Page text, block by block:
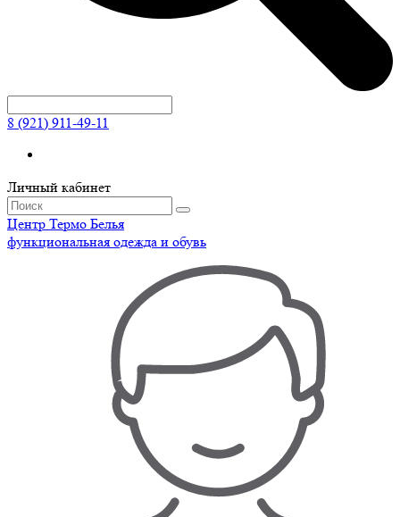
8 (921) 911-49-11
Личный кабинет
Центр Термо Белья
функциональная одежда и обувь